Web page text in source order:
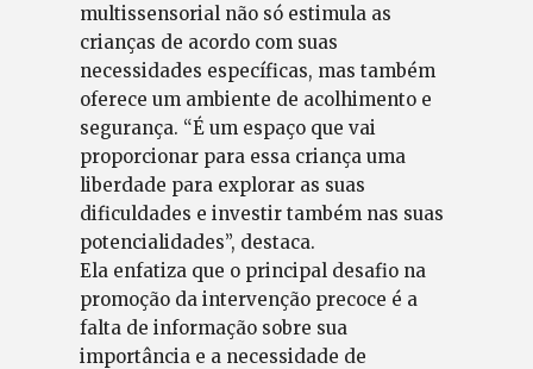
multissensorial não só estimula as
crianças de acordo com suas
necessidades específicas, mas também
oferece um ambiente de acolhimento e
segurança. “É um espaço que vai
proporcionar para essa criança uma
liberdade para explorar as suas
dificuldades e investir também nas suas
potencialidades”, destaca.
Ela enfatiza que o principal desafio na
promoção da intervenção precoce é a
falta de informação sobre sua
importância e a necessidade de